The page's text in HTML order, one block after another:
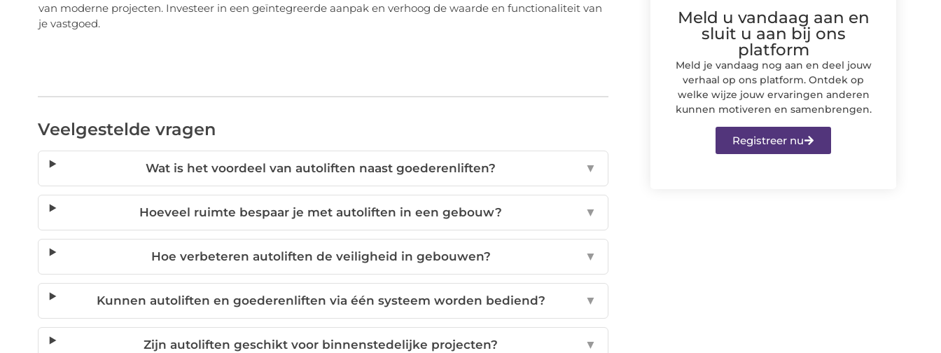
van moderne projecten. Investeer in een geïntegreerde aanpak en verhoog de waarde en functionaliteit van
je vastgoed.
Veelgestelde vragen
Wat is het voordeel van autoliften naast goederenliften? ▼
Hoeveel ruimte bespaar je met autoliften in een gebouw? ▼
Hoe verbeteren autoliften de veiligheid in gebouwen? ▼
Kunnen autoliften en goederenliften via één systeem worden bediend? ▼
Zijn autoliften geschikt voor binnenstedelijke projecten? ▼
Meld u vandaag aan en
sluit u aan bij ons
platform
Meld je vandaag nog aan en deel jouw
verhaal op ons platform. Ontdek op
welke wijze jouw ervaringen anderen
kunnen motiveren en samenbrengen.
Registreer nu